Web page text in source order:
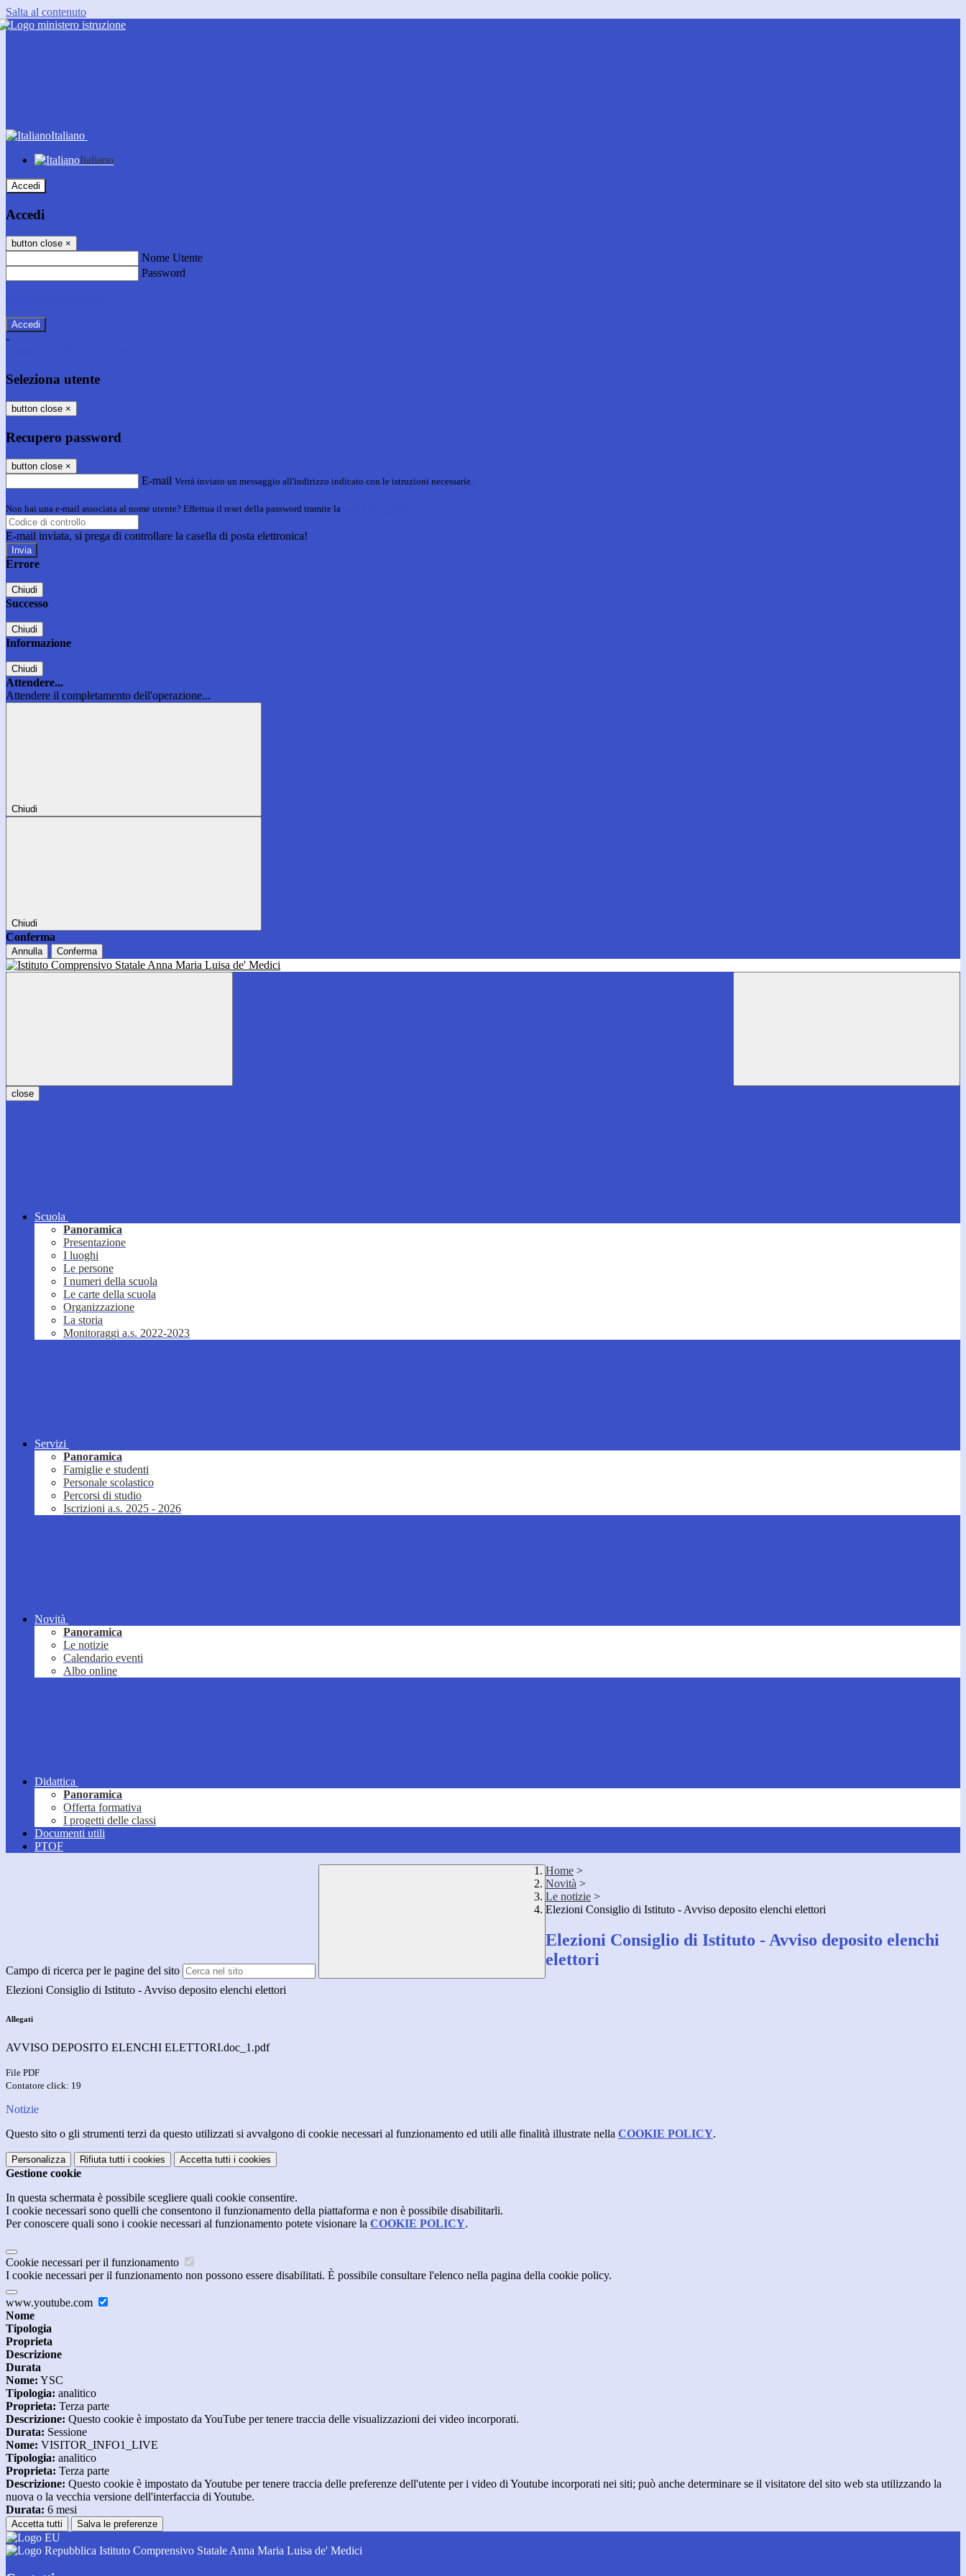
Salta al contenuto
Italiano
Italiano
Accedi
Accedi
button close ×
Nome Utente
Password
-
Seleziona utente
button close ×
Recupero password
button close ×
E-mail Verrà inviato un messaggio all'indirizzo indicato con le istruzioni necessarie.
Non hai una e-mail associata al nome utente? Effettua il reset della password tramite la
E-mail inviata, si prega di controllare la casella di posta elettronica!
Errore
Chiudi
Successo
Chiudi
Informazione
Chiudi
Attendere...
Attendere il completamento dell'operazione...
Chiudi
Chiudi
Conferma
Annulla Conferma
close
Scuola
Panoramica
Presentazione
I luoghi
Le persone
I numeri della scuola
Le carte della scuola
Organizzazione
La storia
Monitoraggi a.s. 2022-2023
Servizi
Panoramica
Famiglie e studenti
Personale scolastico
Percorsi di studio
Iscrizioni a.s. 2025 - 2026
Novità
Panoramica
Le notizie
Calendario eventi
Albo online
Didattica
Panoramica
Offerta formativa
I progetti delle classi
Documenti utili
PTOF
Campo di ricerca per le pagine del sito
Home >
Novità >
Le notizie >
Elezioni Consiglio di Istituto - Avviso deposito elenchi elettori
Elezioni Consiglio di Istituto - Avviso deposito elenchi
elettori
Elezioni Consiglio di Istituto - Avviso deposito elenchi elettori
Allegati
AVVISO DEPOSITO ELENCHI ELETTORI.doc_1.pdf
File PDF
Contatore click: 19
Notizie
Questo sito o gli strumenti terzi da questo utilizzati si avvalgono di cookie necessari al funzionamento ed utili alle finalità illustrate nella COOKIE POLICY.
Personalizza Rifiuta tutti i cookies Accetta tutti i cookies
Gestione cookie
In questa schermata è possibile scegliere quali cookie consentire.
I cookie necessari sono quelli che consentono il funzionamento della piattaforma e non è possibile disabilitarli.
Per conoscere quali sono i cookie necessari al funzionamento potete visionare la COOKIE POLICY.
Cookie necessari per il funzionamento
I cookie necessari per il funzionamento non possono essere disabilitati. È possibile consultare l'elenco nella pagina della cookie policy.
www.youtube.com
Nome
Tipologia
Proprieta
Descrizione
Durata
Nome: YSC
Tipologia: analitico
Proprieta: Terza parte
Descrizione: Questo cookie è impostato da YouTube per tenere traccia delle visualizzazioni dei video incorporati.
Durata: Sessione
Nome: VISITOR_INFO1_LIVE
Tipologia: analitico
Proprieta: Terza parte
Descrizione: Questo cookie è impostato da Youtube per tenere traccia delle preferenze dell'utente per i video di Youtube incorporati nei siti; può anche determinare se il visitatore del sito web sta utilizzando la
nuova o la vecchia versione dell'interfaccia di Youtube.
Durata: 6 mesi
Accetta tutti Salva le preferenze
Istituto Comprensivo Statale Anna Maria Luisa de' Medici